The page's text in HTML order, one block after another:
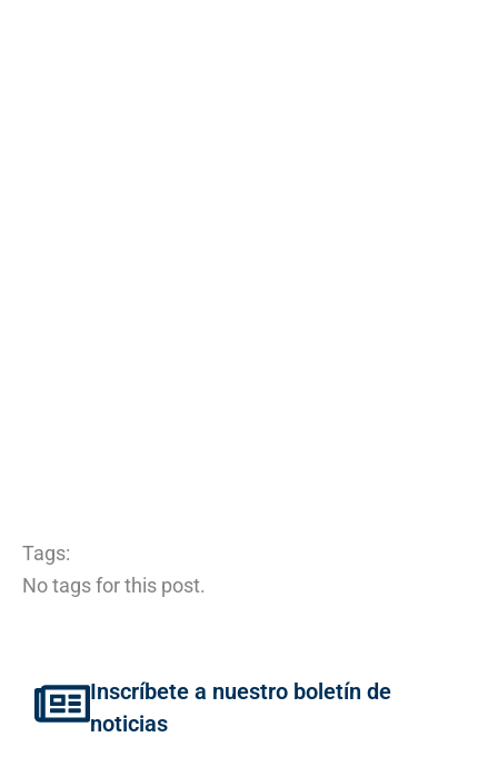
Tags:
No tags for this post.
Inscríbete a nuestro boletín de
noticias